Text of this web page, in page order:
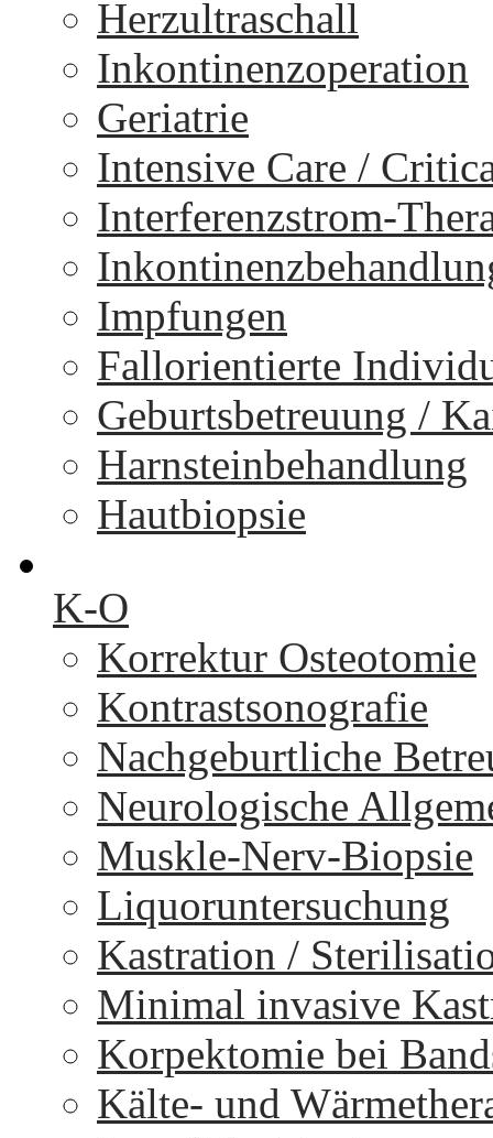
Herzultraschall
Inkontinenzoperation
Geriatrie
Intensive Care /
Interferenzstrom-
Impfungen
Fallorientierte
Geburtsbetreuung /
Harnsteinbehandlung
Hautbiopsie
K-O
Korrektur Osteotomie
Kontrastsonografie
Nachgeburtliche
Neurologische
Muskle-Nerv-Biopsie
Liquoruntersuchung
Kastration /
Minimal invasive
Korpektomie bei
Kälte- und